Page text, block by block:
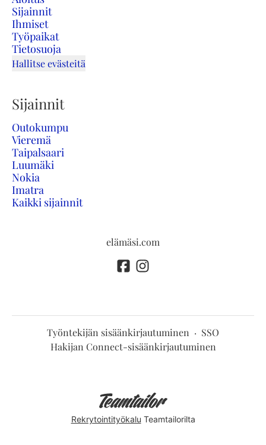
Sijainnit
Ihmiset
Työpaikat
Tietosuoja
Hallitse evästeitä
Sijainnit
Outokumpu
Vieremä
Taipalsaari
Luumäki
Nokia
Imatra
Kaikki sijainnit
elämäsi.com
Työntekijän sisäänkirjautuminen · SSO
Hakijan Connect-sisäänkirjautuminen
Rekrytointityökalu Teamtailorilta